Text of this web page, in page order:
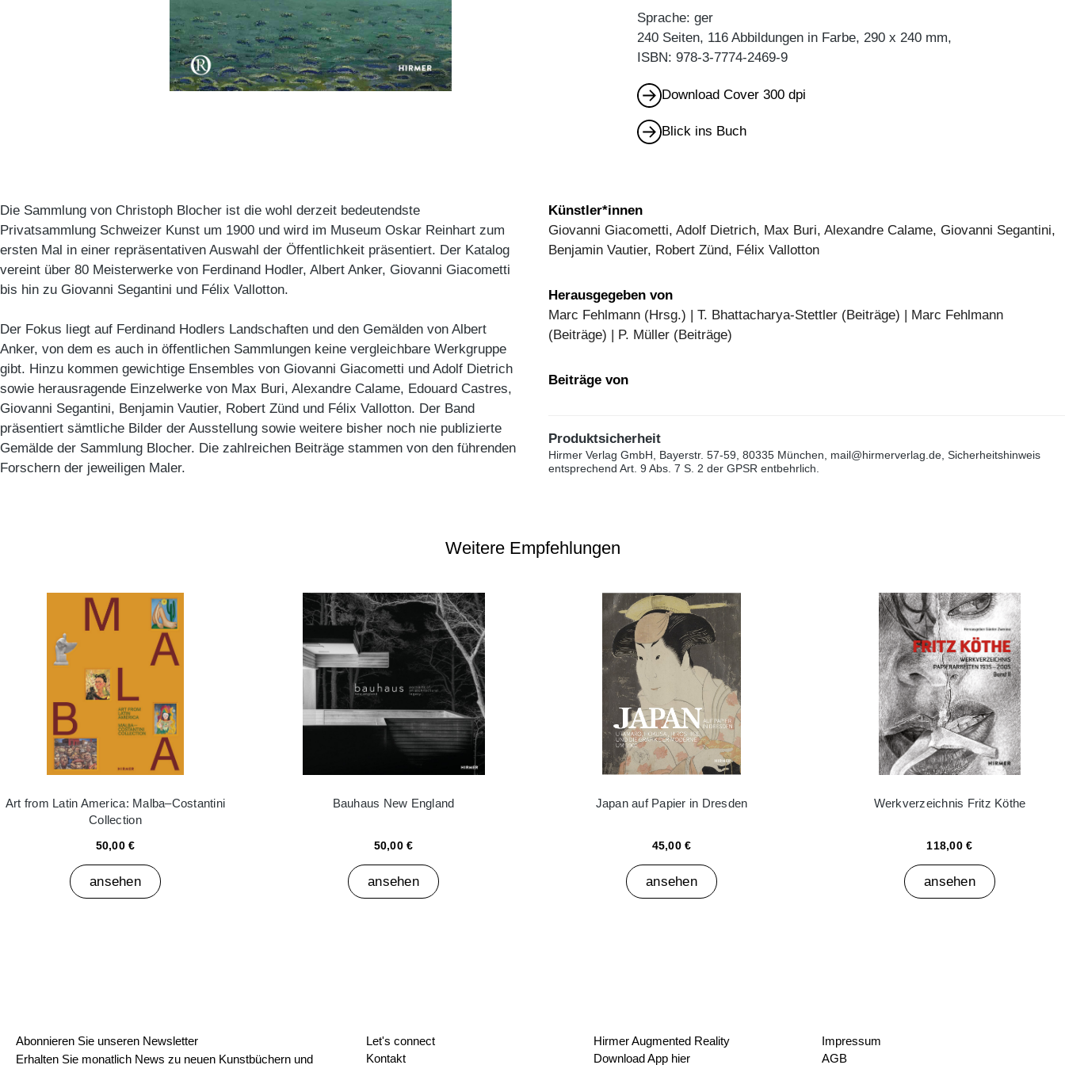
Sprache: ger
240 Seiten, 116 Abbildungen in Farbe, 290 x 240 mm,
ISBN: 978-3-7774-2469-9
Download Cover 300 dpi
Blick ins Buch
Die Sammlung von Christoph Blocher ist die wohl derzeit bedeutendste
Privatsammlung Schweizer Kunst um 1900 und wird im Museum Oskar Reinhart zum
ersten Mal in einer repräsentativen Auswahl der Öffentlichkeit präsentiert. Der Katalog
vereint über 80 Meisterwerke von Ferdinand Hodler, Albert Anker, Giovanni Giacometti
bis hin zu Giovanni Segantini und Félix Vallotton.
Der Fokus liegt auf Ferdinand Hodlers Landschaften und den Gemälden von Albert
Anker, von dem es auch in öffentlichen Sammlungen keine vergleichbare Werkgruppe
gibt. Hinzu kommen gewichtige Ensembles von Giovanni Giacometti und Adolf Dietrich
sowie herausragende Einzelwerke von Max Buri, Alexandre Calame, Edouard Castres,
Giovanni Segantini, Benjamin Vautier, Robert Zünd und Félix Vallotton. Der Band
präsentiert sämtliche Bilder der Ausstellung sowie weitere bisher noch nie publizierte
Gemälde der Sammlung Blocher. Die zahlreichen Beiträge stammen von den führenden
Forschern der jeweiligen Maler.
Künstler*innen
Giovanni Giacometti, Adolf Dietrich, Max Buri, Alexandre Calame, Giovanni Segantini,
Benjamin Vautier, Robert Zünd, Félix Vallotton
Herausgegeben von
Marc Fehlmann (Hrsg.) | T. Bhattacharya-Stettler (Beiträge) | Marc Fehlmann
(Beiträge) | P. Müller (Beiträge)
Beiträge von
Produktsicherheit
Hirmer Verlag GmbH, Bayerstr. 57-59, 80335 München, mail@hirmerverlag.de, Sicherheitshinweis
entsprechend Art. 9 Abs. 7 S. 2 der GPSR entbehrlich.
Weitere Empfehlungen
Art from Latin America: Malba–Costantini
Collection
50,00 €
ansehen
Bauhaus New England
50,00 €
ansehen
Japan auf Papier in Dresden
45,00 €
ansehen
Werkverzeichnis Fritz Köthe
118,00 €
ansehen
Abonnieren Sie unseren Newsletter
Erhalten Sie monatlich News zu neuen Kunstbüchern und
Let's connect
Kontakt
Hirmer Augmented Reality
Download App hier
Impressum
AGB